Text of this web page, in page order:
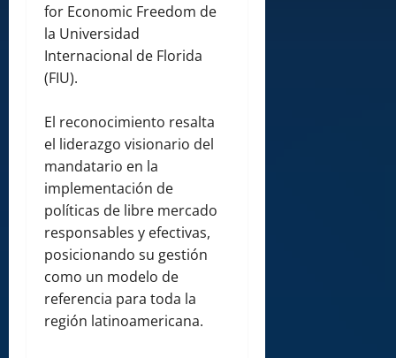
for Economic Freedom de
la Universidad
Internacional de Florida
(FIU).
El reconocimiento resalta
el liderazgo visionario del
mandatario en la
implementación de
políticas de libre mercado
responsables y efectivas,
posicionando su gestión
como un modelo de
referencia para toda la
región latinoamericana.